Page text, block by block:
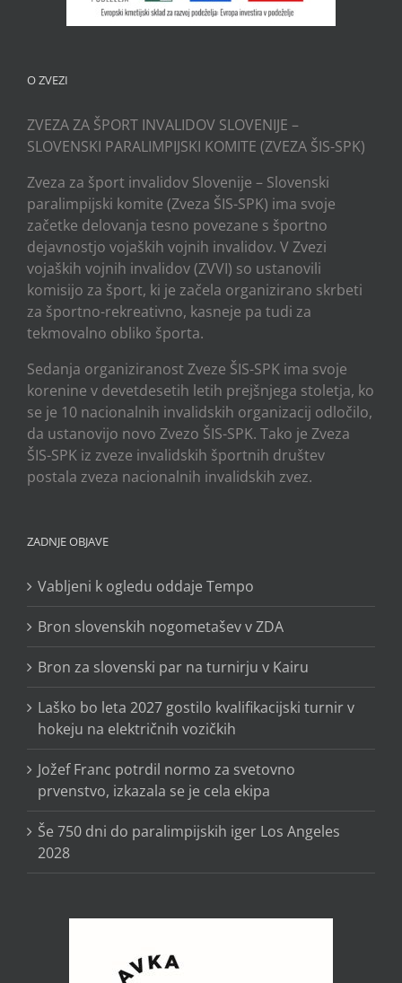
O ZVEZI
ZVEZA ZA ŠPORT INVALIDOV SLOVENIJE –
SLOVENSKI PARALIMPIJSKI KOMITE (ZVEZA ŠIS-SPK)
Zveza za šport invalidov Slovenije – Slovenski
paralimpijski komite (Zveza ŠIS-SPK) ima svoje
začetke delovanja tesno povezane s športno
dejavnostjo vojaških vojnih invalidov. V Zvezi
vojaških vojnih invalidov (ZVVI) so ustanovili
komisijo za šport, ki je začela organizirano skrbeti
za športno-rekreativno, kasneje pa tudi za
tekmovalno obliko športa.
Sedanja organiziranost Zveze ŠIS-SPK ima svoje
korenine v devetdesetih letih prejšnjega stoletja, ko
se je 10 nacionalnih invalidskih organizacij odločilo,
da ustanovijo novo Zvezo ŠIS-SPK. Tako je Zveza
ŠIS-SPK iz zveze invalidskih športnih društev
postala zveza nacionalnih invalidskih zvez.
ZADNJE OBJAVE
Vabljeni k ogledu oddaje Tempo
Bron slovenskih nogometašev v ZDA
Bron za slovenski par na turnirju v Kairu
Laško bo leta 2027 gostilo kvalifikacijski turnir v
hokeju na električnih vozičkih
Jožef Franc potrdil normo za svetovno
prvenstvo, izkazala se je cela ekipa
Še 750 dni do paralimpijskih iger Los Angeles
2028